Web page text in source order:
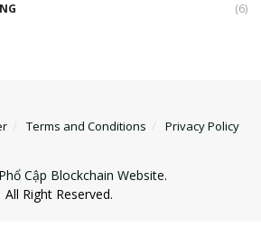
(6)
Terms and Conditions Privacy Policy
Phổ Cập Blockchain Website.
All Right Reserved.